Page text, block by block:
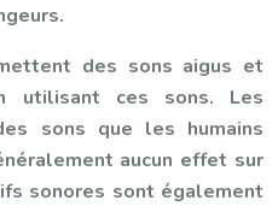
des sons aigus et
utilisant ces sons. Les
sons que les humains
aucun effet sur
sonores sont également